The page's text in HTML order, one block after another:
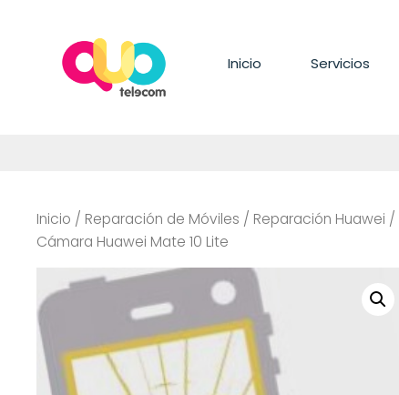
contenido
Inicio Servicios
Inicio / Reparación de Móviles / Reparación Huawei /
Cámara Huawei Mate 10 Lite